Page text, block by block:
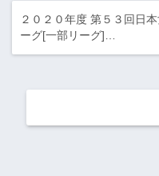
２０２０年度 第５３回日
ーグ[一部リーグ]…